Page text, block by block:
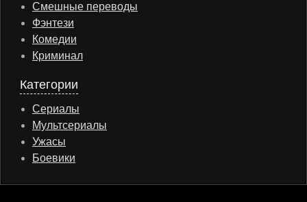
Смешные переводы
Фэнтези
Комедии
Криминал
Категории
Сериалы
Мультсериалы
Ужасы
Боевики